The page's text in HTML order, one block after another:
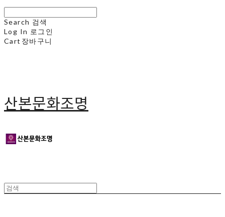
Search 검색
Log In 로그인
Cart 장바구니
산본문화조명